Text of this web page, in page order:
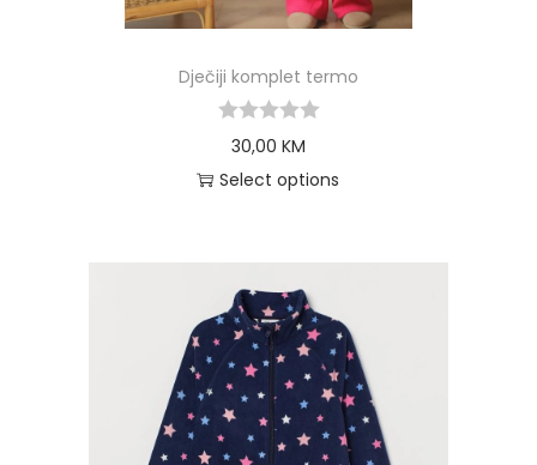
Dječiji komplet termo
30,00 KM
Select options